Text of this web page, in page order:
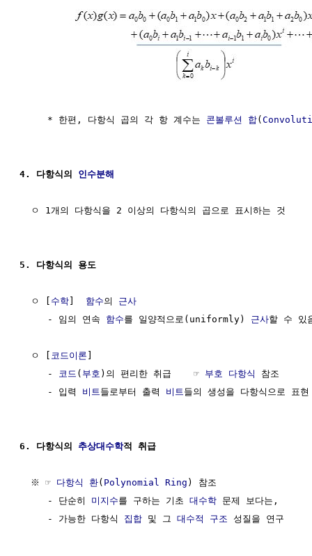
     * 한편, 다항식 곱의 각 항 계수는
콘볼루션 합(
4. 다항식의 인수분해
  ㅇ 1개의 다항식을 2 이상의 다항식의 곱으로 표시하는 것
5. 다항식의 용도
  ㅇ [
수학] 함수의 근사
     - 임의 연속
함수를 일양적으로(uniformly) 근사할 수
  ㅇ [
코드이론 ]
     -
코드 ( 부호 )의 편리한 취급    ☞ 부호 다항식
참조
     - 입력
비트 들로부터 출력 비트 들의 생성을 다항식으로
6. 다항식의 추상대수학적 취급
  ※ ☞
다항식 환( Polynomial Ring ) 참조
     - 단순히
미지수를 구하는 기초 대수학 문제 보다는,
     - 가능한 다항식
집합 및 그 대수적 구조